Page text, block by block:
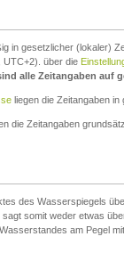
in gesetzlicher (lokaler)
UTC+2). über die
alle Zeitangaben auf
liegen die Zeitangaben in
die Zeitangaben
des Wasserspiegels
somit weder etwas
am Pegel